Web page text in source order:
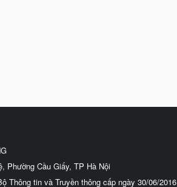
Phường Cầu Giấy, TP Hà Nội
Thông tin và Truyền thông cấp ngày 30/06/2016